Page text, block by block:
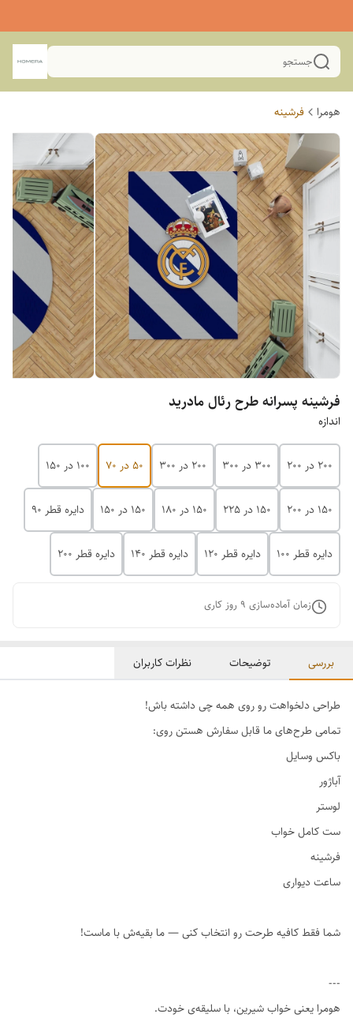
جستجو
هومرا فرشینه
فرشینه پسرانه طرح رئال مادرید
اندازه
200 در 200 300 در 300 200 در 300 50 در 70 100 در 150
150 در 200 150 در 225 150 در 180 150 در 150 دایره قطر 90
دایره قطر 100 دایره قطر 120 دایره قطر 140 دایره قطر 200
زمان آماده‌سازی 9 روز کاری
بررسی توضیحات نظرات کاربران
طراحی دلخواهت رو روی همه چی داشته باش!
تمامی طرح‌های ما قابل سفارش هستن روی:
باکس وسایل
آباژور
لوستر
ست کامل خواب
فرشینه
ساعت دیواری
شما فقط کافیه طرحت رو انتخاب کنی — ما بقیه‌ش با ماست!
---
هومرا یعنی خواب شیرین، با سلیقه‌ی خودت.